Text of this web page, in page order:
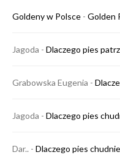
Goldeny w Polsce - Golden
Jagoda - Dlaczego pies
Grabowska Eugenia -
Jagoda - Dlaczego pies
Dar.. - Dlaczego pies